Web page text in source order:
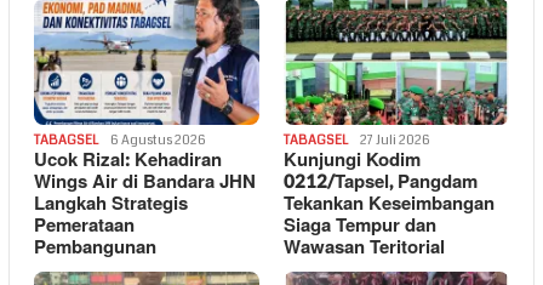
TABAGSEL 6 Agustus 2026
Ucok Rizal: Kehadiran
Wings Air di Bandara JHN
Langkah Strategis
Pemerataan
Pembangunan
TABAGSEL 27 Juli 2026
Kunjungi Kodim
0212/Tapsel, Pangdam
Tekankan Keseimbangan
Siaga Tempur dan
Wawasan Teritorial